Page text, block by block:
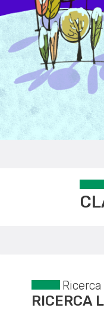
Ricerca
RICERCA